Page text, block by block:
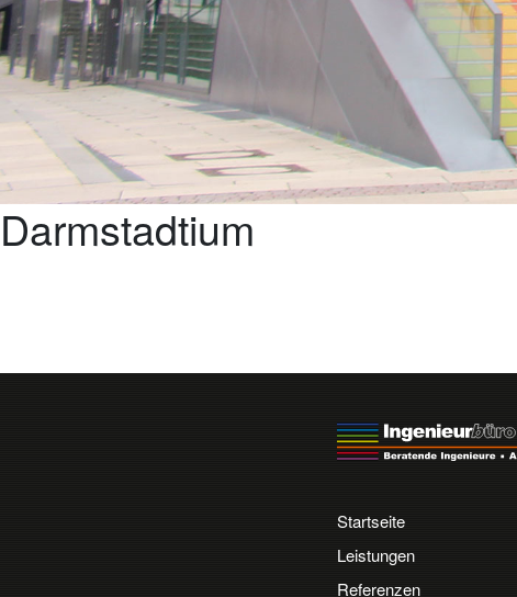
Darmstadtium
Startseite
Leistungen
Referenzen